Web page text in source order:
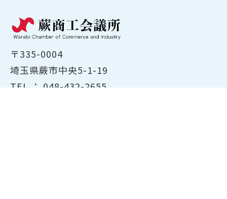
〒335-0004
埼玉県蕨市中央5-1-19
TEL ： 048-432-2655